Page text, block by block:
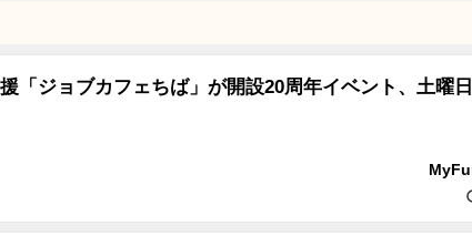
「ジョブカフェちば」が開設20周年イベント、土曜